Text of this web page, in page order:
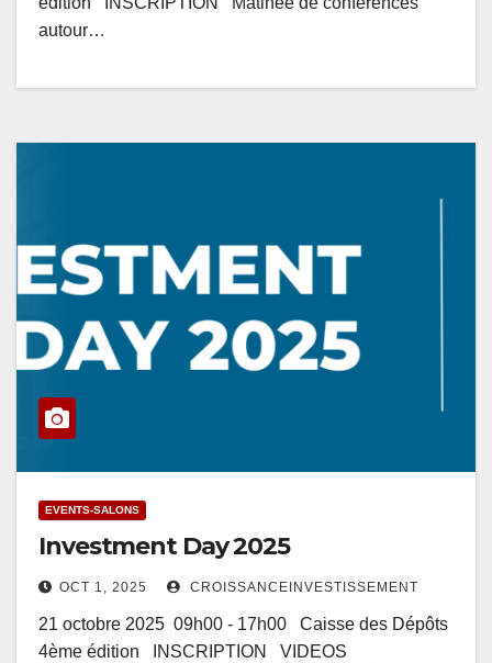
autour…
EVENTS-SALONS
Investment Day 2025
OCT 1, 2025 CROISSANCEINVESTISSEMENT
21 octobre 2025 09h00 - 17h00 Caisse des Dépôts
4ème édition INSCRIPTION VIDEOS